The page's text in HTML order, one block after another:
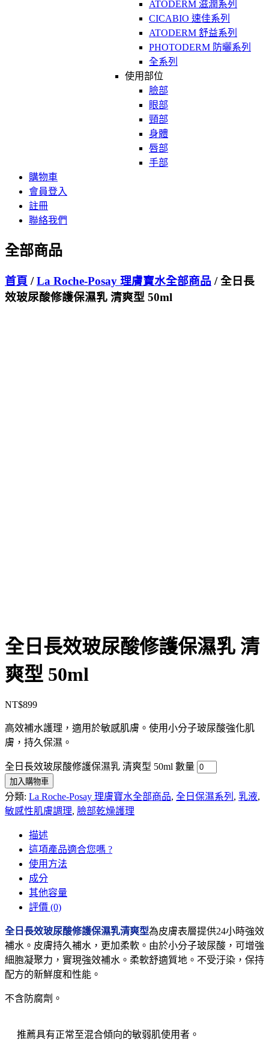
ATODERM 滋潤系列
CICABIO 速佳系列
ATODERM 舒益系列
PHOTODERM 防曬系列
全系列
使用部位
臉部
眼部
頸部
身體
唇部
手部
購物車
會員登入
註冊
聯絡我們
全部商品
首頁 /La Roche-Posay 理膚寶水全部商品 / 全日長
效玻尿酸修護保濕乳 清爽型 50ml
全日長效玻尿酸修護保濕乳 清
爽型 50ml
NT$899
高效補水護理，適用於敏感肌膚。使用小分子玻尿酸強化肌
膚，持久保濕。
全日長效玻尿酸修護保濕乳 清爽型 50ml 數量
加入購物車
分類: La Roche-Posay 理膚寶水全部商品, 全日保濕系列 , 乳液,
敏感性肌膚調理, 臉部乾燥護理
描述
這項產品適合您嗎 ?
使用方法
成分
其他容量
評價 (0)
全日長效玻尿酸修護保濕乳清爽型為皮膚表層提供24小時強效
補水。皮膚持久補水，更加柔軟。由於小分子玻尿酸，可增強
細胞凝聚力，實現強效補水。柔軟舒適質地。不受汙染，保持
配方的新鮮度和性能。
不含防腐劑。
推薦具有正常至混合傾向的敏弱肌使用者。